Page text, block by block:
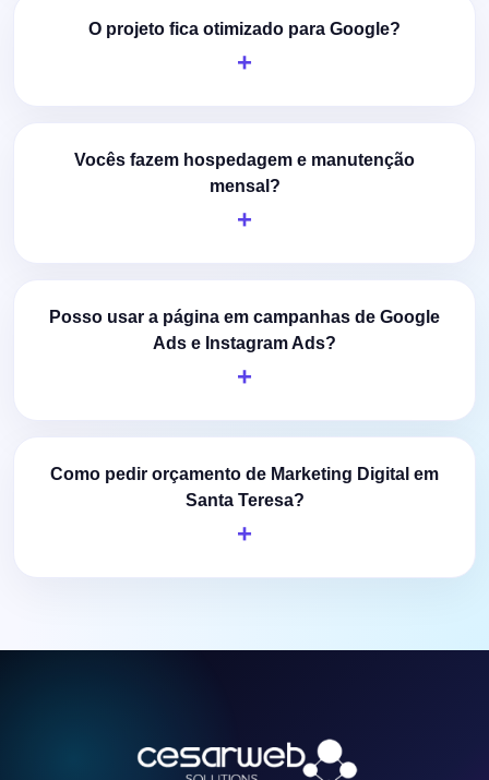
O projeto fica otimizado para Google?
Vocês fazem hospedagem e manutenção
mensal?
Posso usar a página em campanhas de Google
Ads e Instagram Ads?
Como pedir orçamento de Marketing Digital em
Santa Teresa?